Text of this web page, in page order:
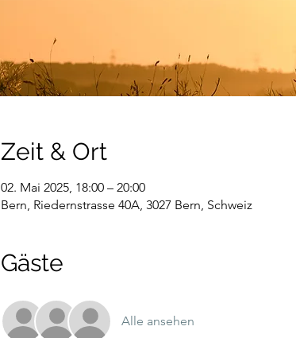
Zeit & Ort
02. Mai 2025, 18:00 – 20:00
Bern, Riedernstrasse 40A, 3027 Bern, Schweiz
Gäste
Alle ansehen